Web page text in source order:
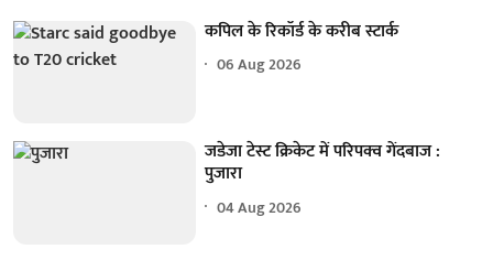
कपिल के रिकॉर्ड के करीब स्टार्क
06 Aug 2026
जडेजा टेस्ट क्रिकेट में परिपक्व गेंदबाज :
पुजारा
04 Aug 2026